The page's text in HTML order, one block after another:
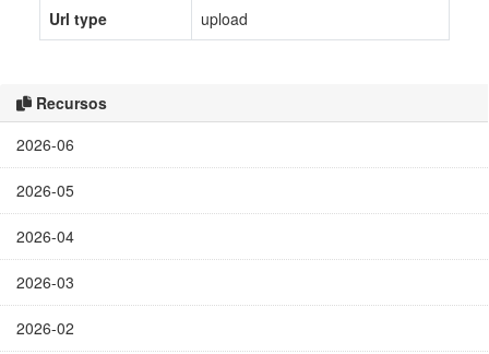
Recursos
2026-06
2026-05
2026-04
2026-03
2026-02
Url type
upload